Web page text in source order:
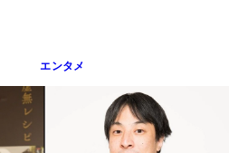
エンタメ